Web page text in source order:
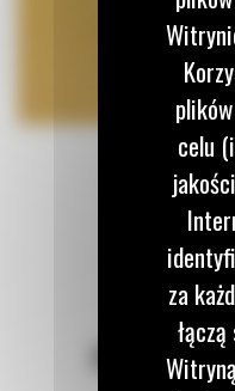
celu
za